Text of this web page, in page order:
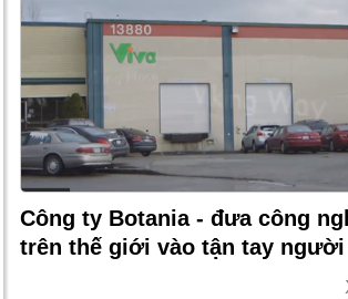
Công ty Botania - đưa công
trên thế giới vào tận tay